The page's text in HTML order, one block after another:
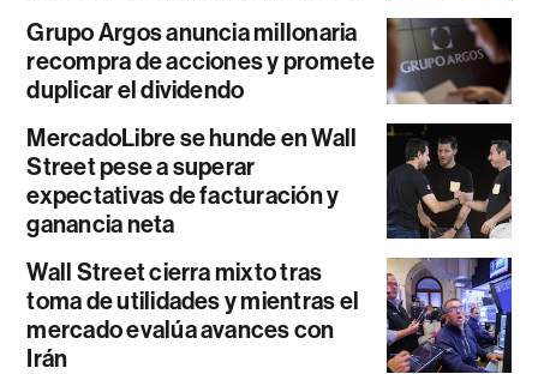
Grupo Argos anuncia millonaria
recompra de acciones y promete
duplicar el dividendo
MercadoLibre se hunde en Wall
Street pese a superar
expectativas de facturación y
ganancia neta
Wall Street cierra mixto tras
toma de utilidades y mientras el
mercado evalúa avances con
Irán